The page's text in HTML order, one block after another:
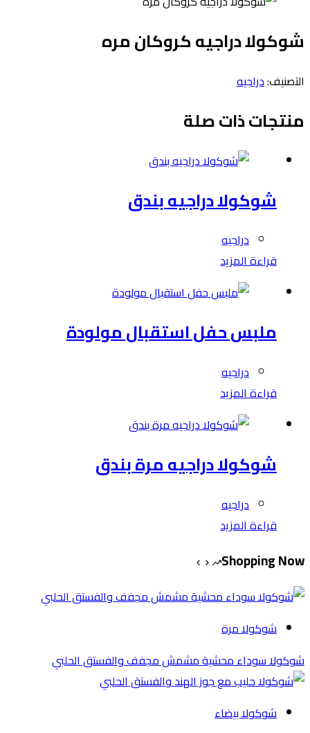
شوكولا دراجيه كروكان مره
التصنيف:دراجيه
منتجات ذات صلة
شوكولا دراجيه بندق
دراجيه
قراءة المزيد
ملبس حفل استقبال مولودة
دراجيه
قراءة المزيد
شوكولا دراجيه مرة بندق
دراجيه
قراءة المزيد
Shopping Now
شوكولا مرة
شوكولا سوداء محشية مشمش مجفف والفستق الحلبي
شوكولا بيضاء